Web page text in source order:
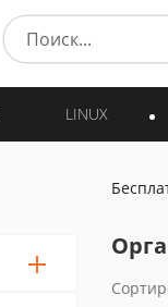
LINUX